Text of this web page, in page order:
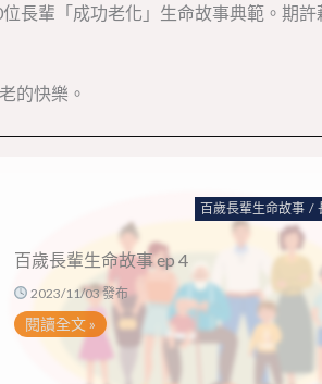
長輩「成功老化」生命故事典範。期
的快樂。
百歲長輩生命故事 /
百歲長輩生命故事 ep 4
2023/11/03 發布
閱讀全文 »